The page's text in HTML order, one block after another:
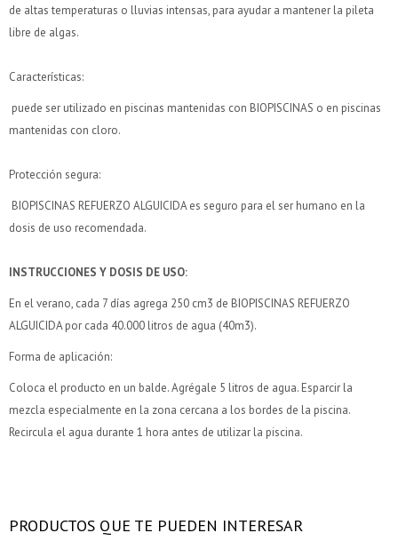
de altas temperaturas o lluvias intensas, para ayudar a mantener la pileta
libre de algas.
Características:
puede ser utilizado en piscinas mantenidas con BIOPISCINAS o en piscinas
mantenidas con cloro.
Protección segura:
BIOPISCINAS REFUERZO ALGUICIDA es seguro para el ser humano en la
dosis de uso recomendada.
INSTRUCCIONES Y DOSIS DE USO:
En el verano, cada 7 días agrega 250 cm3 de BIOPISCINAS REFUERZO
ALGUICIDA por cada 40.000 litros de agua (40m3).
Forma de aplicación:
Coloca el producto en un balde. Agrégale 5 litros de agua. Esparcir la
mezcla especialmente en la zona cercana a los bordes de la piscina.
Recircula el agua durante 1 hora antes de utilizar la piscina.
PRODUCTOS QUE TE PUEDEN INTERESAR
Comprá ahora y Pagá
cuotas y sin tocar tu
tarjeta de crédito
¡Sumate a la forma más ágil de comprar!
Verifica si estás calificado para comprar con Pago
Celular
Fecha de nacimiento
Continuar
prefieras!
Elegí tus productos preferidos
Elegís Pago Después como metodo de pago
puede variar por comercio
Ups!
inconveniente, por cualquier duda contactanos
enpreguntas@pagodespues.com.uy
Por favor intenta nuevamente mas tarde.
Comprá ahora y Pagá
cuotas y sin tocar tu
tarjeta de crédito
¡Sumate a la forma más ágil de comprar!
Verifica si estás calificado para comprar con Pago
Celular
Fecha de nacimiento
Continuar
prefieras!
Elegí tus productos preferidos
Elegís Pago Después como metodo de pago
puede variar por comercio
Ups!
inconveniente, por cualquier duda contactanos
enpreguntas@pagodespues.com.uy
Por favor intenta nuevamente mas tarde.